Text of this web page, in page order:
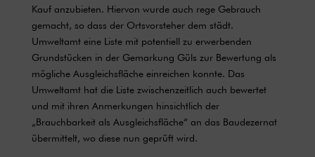
Kauf anzubieten. Hiervon wurde auch rege Gebrauch
gemacht, so dass der Ortsvorsteher dem städt.
Umweltamt eine Liste mit potentiell zu erwerbenden
Grundstücken in der Gemarkung Güls zur Bewertung als
mögliche Ausgleichsfläche einreichen konnte. Das
Umweltamt hat die Liste zwischenzeitlich auch bewertet
und mit ihren Anmerkungen hinsichtlich der
„Brauchbarkeit als Ausgleichsfläche“ an das Baudezernat
übermittelt, wo diese nun geprüft wird.